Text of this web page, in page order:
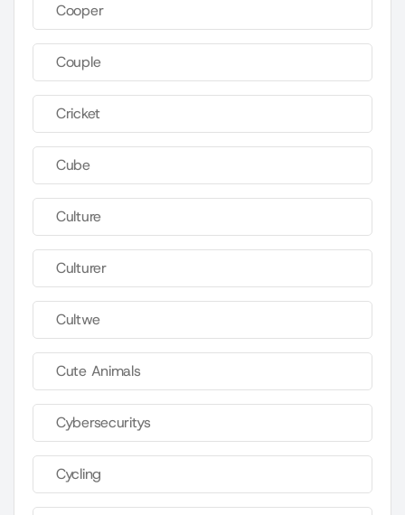
Cooper
Couple
Cricket
Cube
Culture
Culturer
Cultwe
Cute Animals
Cybersecuritys
Cycling